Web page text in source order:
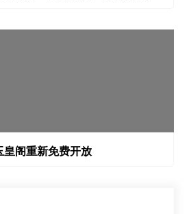
阁重新免费开放